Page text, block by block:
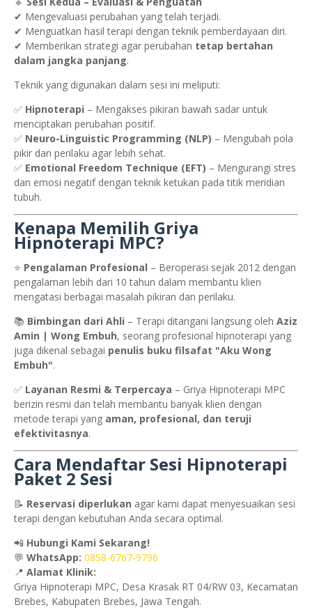
✔ Mengevaluasi perubahan yang telah terjadi.
✔ Menguatkan hasil terapi dengan teknik pemberdayaan diri.
✔ Memberikan strategi agar perubahan tetap bertahan
dalam jangka panjang.
Teknik yang digunakan dalam sesi ini meliputi:
✅ Hipnoterapi – Mengakses pikiran bawah sadar untuk
menciptakan perubahan positif.
✅ Neuro-Linguistic Programming (NLP) – Mengubah pola
pikir dan perilaku agar lebih sehat.
✅ Emotional Freedom Technique (EFT) – Mengurangi stres
dan emosi negatif dengan teknik ketukan pada titik meridian
tubuh.
Kenapa Memilih Griya
Hipnoterapi MPC?
⭐ Pengalaman Profesional – Beroperasi sejak 2012 dengan
pengalaman lebih dari 10 tahun dalam membantu klien
mengatasi berbagai masalah pikiran dan perilaku.
📚 Bimbingan dari Ahli – Terapi ditangani langsung oleh Aziz
Amin | Wong Embuh, seorang profesional hipnoterapi yang
juga dikenal sebagai penulis buku filsafat "Aku Wong
Embuh".
✅ Layanan Resmi & Terpercaya – Griya Hipnoterapi MPC
berizin resmi dan telah membantu banyak klien dengan
metode terapi yang aman, profesional, dan teruji
efektivitasnya.
Cara Mendaftar Sesi Hipnoterapi
Paket 2 Sesi
📝 Reservasi diperlukan agar kami dapat menyesuaikan sesi
terapi dengan kebutuhan Anda secara optimal.
📲 Hubungi Kami Sekarang!
💬 WhatsApp: 0858-6767-9796
📍 Alamat Klinik:
Griya Hipnoterapi MPC, Desa Krasak RT 04/RW 03, Kecamatan
Brebes, Kabupaten Brebes, Jawa Tengah.